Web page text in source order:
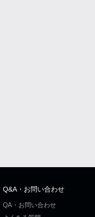
Q&A・お問い合わせ
QA・お問い合わせ